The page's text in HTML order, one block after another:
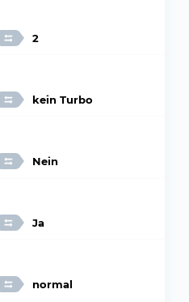
2
kein Turbo
Nein
Ja
normal